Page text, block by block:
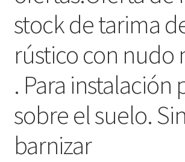
stock de tarima
rústico con nudo
. Para instalación
sobre el suelo. Sin
barnizar